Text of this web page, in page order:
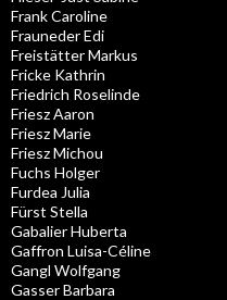
Frank Caroline
Frauneder Edi
Freistätter Markus
Fricke Kathrin
Friedrich Roselinde
Friesz Aaron
Friesz Marie
Friesz Michou
Fuchs Holger
Furdea Julia
Fürst Stella
Gabalier Huberta
Gaffron Luisa-Céline
Gangl Wolfgang
Gasser Barbara